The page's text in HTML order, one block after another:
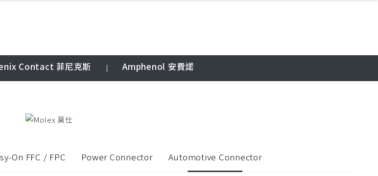
Contact 菲尼克斯 Amphenol 安費諾
On FFC / FPC Power Connector Automotive Connector